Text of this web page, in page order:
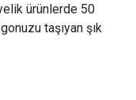
ürünlerde 50
taşıyan şık